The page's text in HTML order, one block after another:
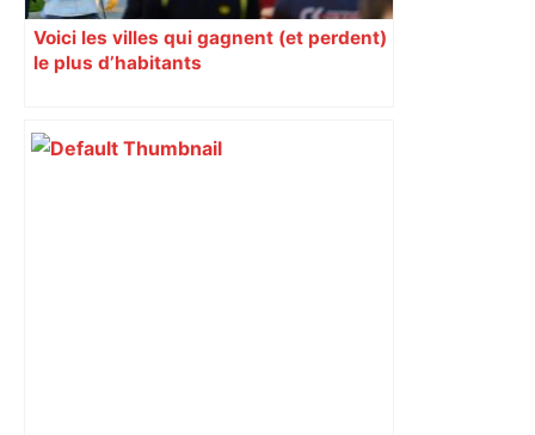
Voici les villes qui gagnent (et perdent)
le plus d’habitants